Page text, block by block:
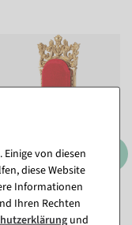
"Barock" 190 cm
gold-rot
von diesen
diese Website
Informationen
Ihren Rechten
und